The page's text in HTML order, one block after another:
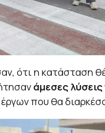
ότι η κατάσταση
άμεσες
που θα